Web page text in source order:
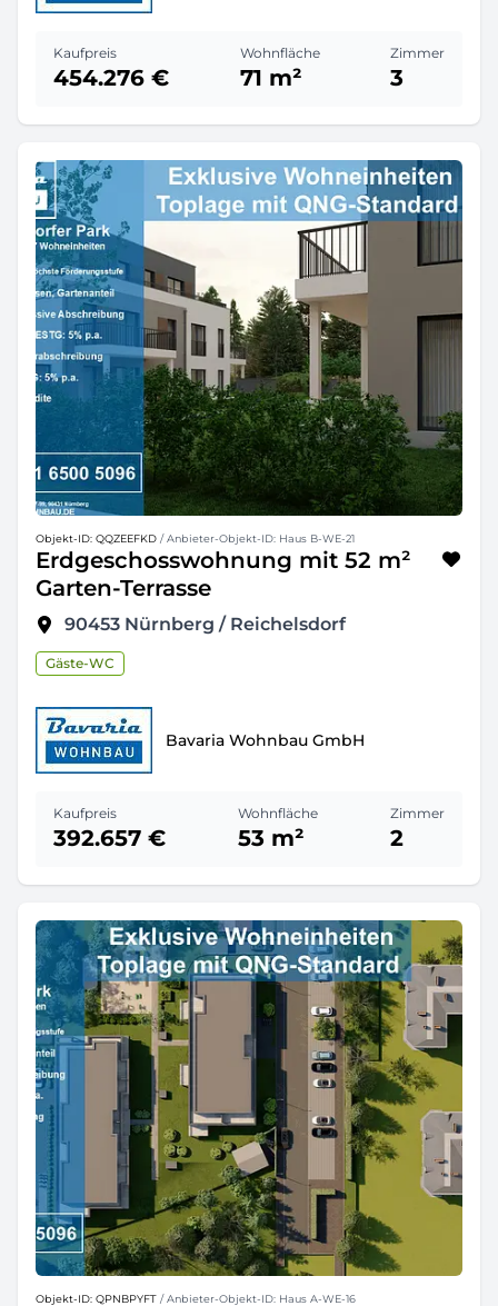
Kaufpreis
454.276 €
Wohnfläche
71 m²
Zimmer
3
Objekt-ID: QQZEEFKD / Anbieter-Objekt-ID: Haus B-WE-21
Erdgeschosswohnung mit 52 m²
Garten-Terrasse
90453 Nürnberg / Reichelsdorf
Gäste-WC
Bavaria Wohnbau GmbH
Kaufpreis
392.657 €
Wohnfläche
53 m²
Zimmer
2
Objekt-ID: QPNBPYFT / Anbieter-Objekt-ID: Haus A-WE-16